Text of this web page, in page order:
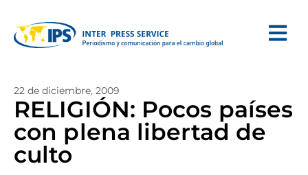
22 de diciembre, 2009
RELIGIÓN: Pocos países
con plena libertad de
culto